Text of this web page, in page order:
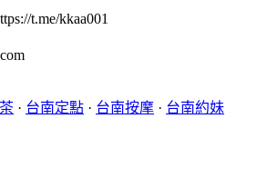
t.me/kkaa001
· 台南定點 · 台南按摩 · 台南約妹